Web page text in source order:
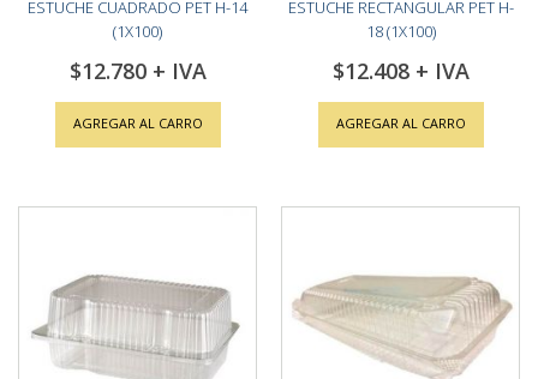
ESTUCHE CUADRADO PET H-14
(1X100)
$12.780
AGREGAR AL CARRO
ESTUCHE RECTANGULAR PET H-
18 (1X100)
$12.408
AGREGAR AL CARRO